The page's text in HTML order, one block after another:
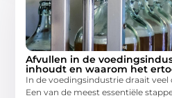
Afvullen in de
inhoudt en waarom het
In de voedingsindustrie draait veel
Een van de meest essentiële